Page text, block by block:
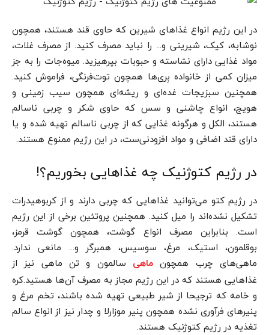
در این رژیم انواع غذاهای شیرین که حاوی قند هستند، همچون
نوشابه، کیک، شیرینی و… را نباید مصرف کنید. از مصرف غلات،
مواد غذایی دارای نشاسته و حبوبات بپرهیزید. میوه‌جات را به جز
میزان کمی از خانواده بِری‌ها همچون توت‌فرنگی، فراموش کنید.
همچنین سبزیجات غده‌ای و ریشه‌ای همچون سیب زمینی و
هویج، انواع چاشنی و سس که حاوی شکر و چربی ناسالم
هستند، الکل و هرگونه غذایی که از چربی ناسالم تهیه شده و یا
دارای قند اضافی و مواد افزودنی‌ست، در این رژیم ممنوع هستند.
در رژیم کتوژنیک چه غذاهایی بخوریم؟!
در رژیم کتو می‌توانید غذاهایی که چربی دارند و از کربوهیدرات
تشکیل نشده‌اند را میل کنید. همچنین پروتئین برخی از این رژیم
است. بنابراین مصرف انواع گوشت، همچون گوشت قرمز،
بوقلمون، استیک، مرغ، سوسیس، همبرگر و… مانعی ندارد.
ماهی‌های چرب همچون ماهی
سالمون و تن ماهی نیز از
غذاهایی هستند که در این رژیم مجاز به مصرف آن‌ها هستید.کره
و خامه که ترجیحا از شیر طبیعی تهیه شده باشند، تخم مرغ و
پنیرهای فرآوری نشده همچون پنیر موزارلا و چدار نیز از انواع سالم
تغذیه در رژیم کتوژنیک هستند.